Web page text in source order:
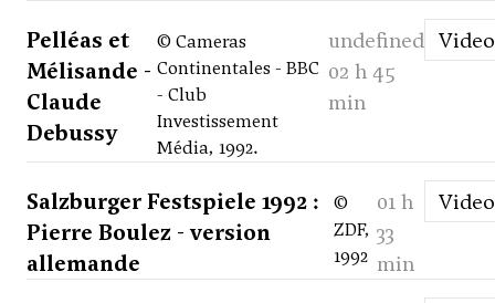
Pelléas et
Mélisande -
Claude
Debussy
© Cameras
Continentales - BBC
- Club
Investissement
Média, 1992.
undefined
02 h 45
min
Video
Salzburger Festspiele 1992 :
Pierre Boulez - version
allemande
©
ZDF,
1992
01 h
33
min
Video